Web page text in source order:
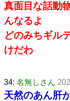
真面目な話動
んなるよ
どのみちギル
けだわ
34: 名無しさん
天然のあん肝